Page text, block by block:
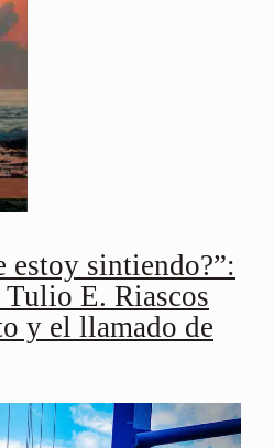
estoy sintiendo?”:
E. Riascos
y el llamado de